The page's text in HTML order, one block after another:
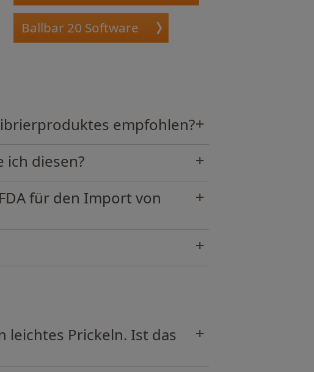
Ballbar 20 Software
empfohlen?
ich diesen?
für den Import von
leichtes Prickeln. Ist das